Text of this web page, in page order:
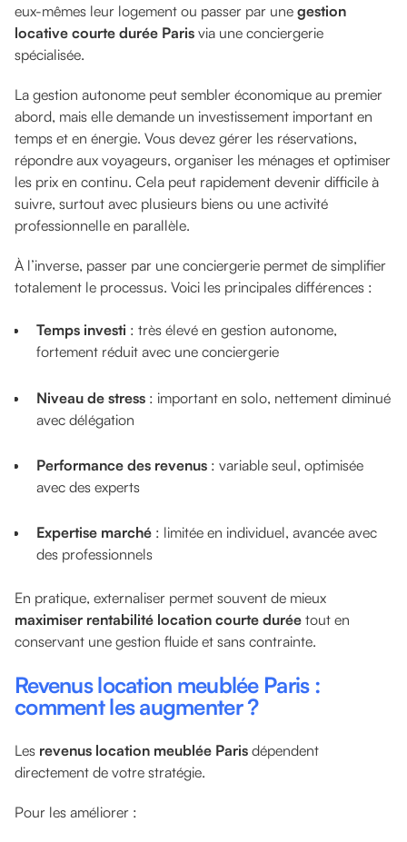
eux-mêmes leur logement ou passer par une gestion
locative courte durée Paris via une conciergerie
spécialisée.
La gestion autonome peut sembler économique au premier
abord, mais elle demande un investissement important en
temps et en énergie. Vous devez gérer les réservations,
répondre aux voyageurs, organiser les ménages et optimiser
les prix en continu. Cela peut rapidement devenir difficile à
suivre, surtout avec plusieurs biens ou une activité
professionnelle en parallèle.
À l’inverse, passer par une conciergerie permet de simplifier
totalement le processus. Voici les principales différences :
Temps investi : très élevé en gestion autonome,
fortement réduit avec une conciergerie
Niveau de stress : important en solo, nettement diminué
avec délégation
Performance des revenus : variable seul, optimisée
avec des experts
Expertise marché : limitée en individuel, avancée avec
des professionnels
En pratique, externaliser permet souvent de mieux
maximiser rentabilité location courte durée tout en
conservant une gestion fluide et sans contrainte.
Revenus location meublée Paris :
comment les augmenter ?
Les revenus location meublée Paris dépendent
directement de votre stratégie.
Pour les améliorer :